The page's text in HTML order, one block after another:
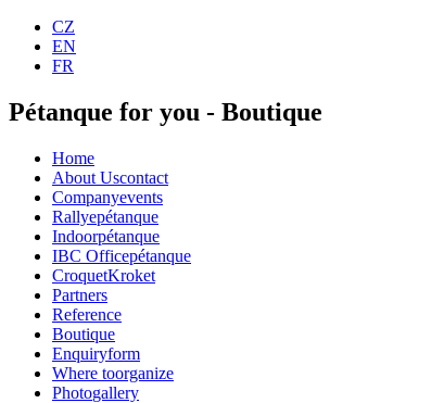
CZ
EN
FR
Pétanque for you - Boutique
Home
About Uscontact
Companyevents
Rallyepétanque
Indoorpétanque
IBC Officepétanque
CroquetKroket
Partners
Reference
Boutique
Enquiryform
Where toorganize
Photogallery